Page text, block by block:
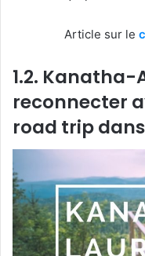
Article sur le
1.2. Kanatha-
reconnecter
road trip